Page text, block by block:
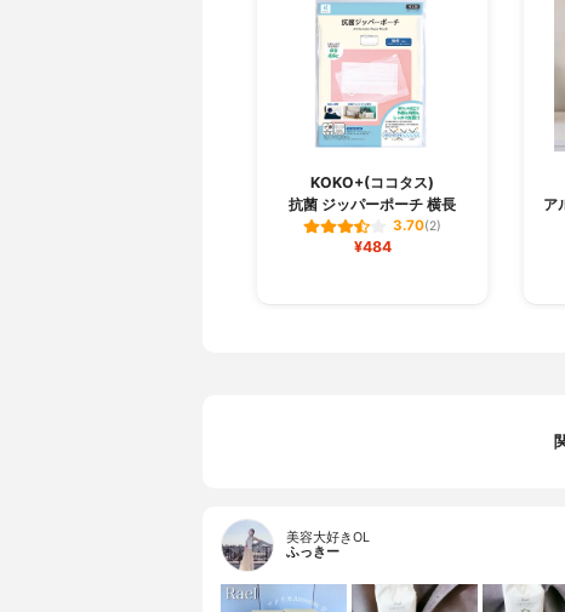
KOKO+(ココタス)
抗菌 ジッパーポーチ 横長
3.70(2)
¥484
ア
美容大好きOL
ふっきー